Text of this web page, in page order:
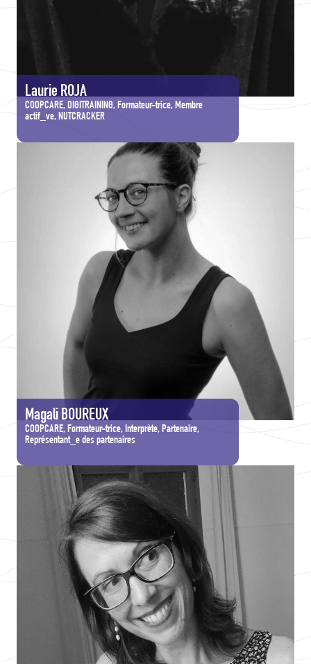
Laurie ROJA
COOPCARE, DIGITRAINING, Formateur-trice, Membre
actif_ve, NUTCRACKER
Magali BOUREUX
COOPCARE, Formateur-trice, Interprète, Partenaire,
Représentant_e des partenaires